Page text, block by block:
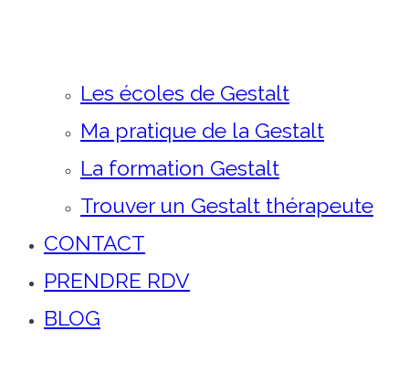
Les écoles de Gestalt
Ma pratique de la Gestalt
La formation Gestalt
Trouver un Gestalt thérapeute
CONTACT
PRENDRE RDV
BLOG